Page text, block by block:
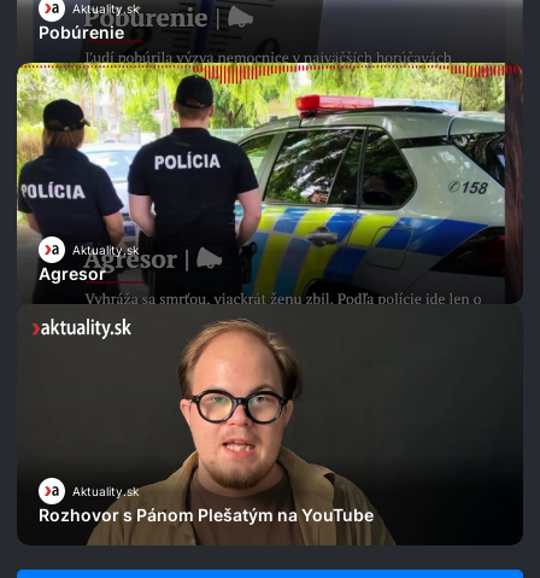
Aktuality.sk
Pobúrenie
Aktuality.sk
Agresor
Aktuality.sk
Rozhovor s Pánom Plešatým na YouTube